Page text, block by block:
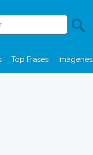
Top Frases Imágenes